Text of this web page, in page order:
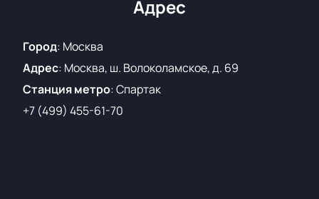
нашем сайте. Не упустите шанс увидеть легенд
одной из лучших арен страны.
Адрес
Город: Москва
Адрес: Москва, ш. Волоколамское, д. 69
Станция метро:Спартак
+7 (499) 455-61-70